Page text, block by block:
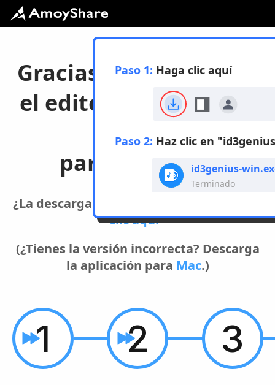
Gracias por descargar
el editor de etiquetas
ID3
para Windows
¿La descarga no se inicia? Por favor
clic aquí>
(¿Tienes la versión incorrecta? Descarga
la aplicación para Mac.)
1 2 3
Paso 1: Haga clic aquí
Paso 2: Haz clic en
id3genius-
Terminado